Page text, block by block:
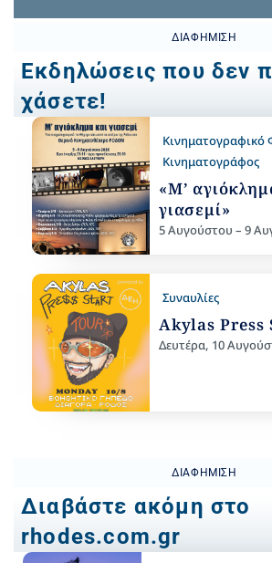
ΔΙΑΦΉΜΙΣΗ
Εκδηλώσεις που δεν
χάσετε!
Κινηματογραφικό
Κινηματογράφος
«Μ’
γιασεμί»
5 Αυγούστου – 9
Συναυλίες
Akylas
Δευτέρα, 10
ΔΙΑΦΉΜΙΣΗ
Διαβάστε ακόμη στο
rhodes.com.gr